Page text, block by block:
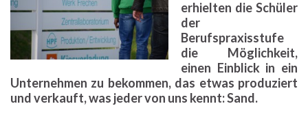
erhielten die Schüler
der
Berufspraxisstufe
die Möglichkeit,
einen Einblick in ein
Unternehmen zu bekommen, das etwas produziert
und verkauft, was jeder von uns kennt: Sand.